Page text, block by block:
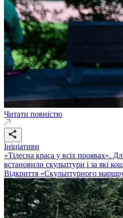
Читати повністю
Ініціативи
«Тілесна краса у всіх проявах».
встановили скульптури і за які
Відкриття «Скульптурного